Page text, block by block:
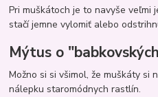
Pri muškátoch je to navyše veľmi
stačí jemne vylomiť alebo
Mýtus o
Možno si si všimol, že muškáty si
nálepku staromódnych rastlín.